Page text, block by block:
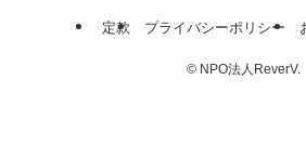
定款 プライバシーポリシー
©NPO法人ReverV.